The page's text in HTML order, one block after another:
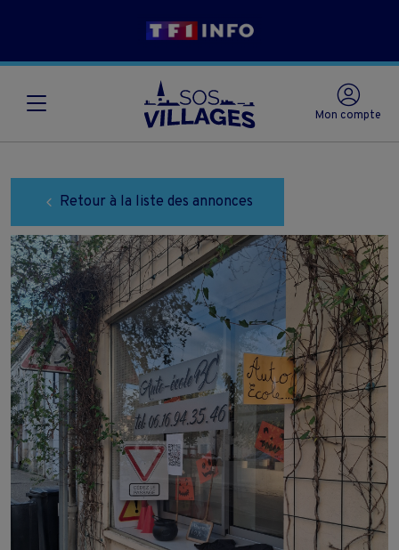
Mon compte
Retour à la liste des annonces